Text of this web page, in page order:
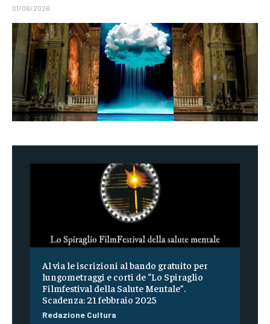
01/06/2026
Al via le iscrizioni al bando gratuito per
lungometraggi e corti de “Lo Spiraglio
Filmfestival della Salute Mentale”.
Scadenza: 21 febbraio 2025
Redazione Cultura